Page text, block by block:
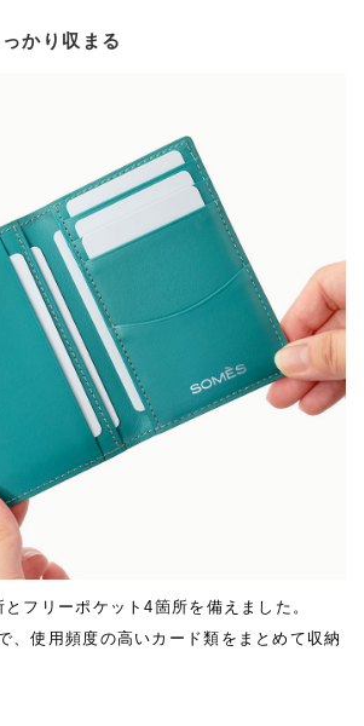
かり収まる
フリーポケット4箇所を備えました。
、使用頻度の高いカード類をまとめて収納